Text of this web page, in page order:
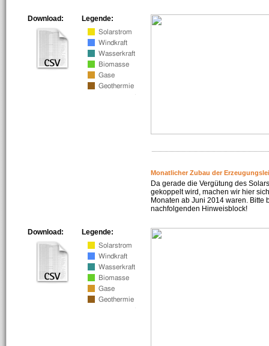
Legende:
Download:
Monatlicher Zubau der
Da gerade die Vergütung des
gekoppelt wird, machen wir hier
Monaten ab Juni 2014 waren. Bitte
nachfolgenden Hinweisblock!
Legende:
Download: